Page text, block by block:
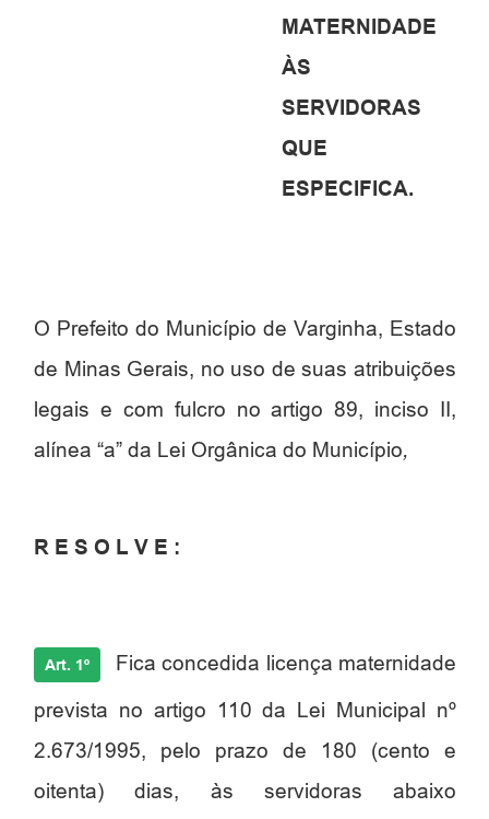
MATERNIDADE
ÀS
SERVIDORAS
QUE
ESPECIFICA.
O Prefeito do Município de Varginha, Estado
de Minas Gerais, no uso de suas atribuições
legais e com fulcro no artigo 89, inciso II,
alínea “a” da Lei Orgânica do Município,
R E S O L V E :
Art. 1º Fica concedida licença maternidade
prevista no artigo 110 da Lei Municipal nº
2.673/1995, pelo prazo de 180 (cento e
oitenta) dias, às servidoras abaixo